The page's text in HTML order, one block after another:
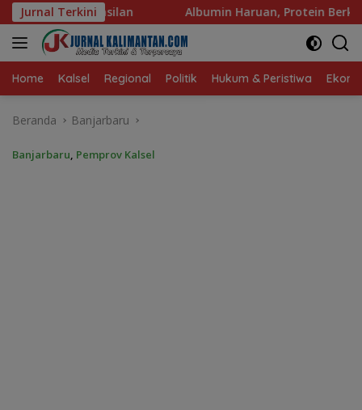
Langsung
ke
konten
Jurnal Terkini
Albumin Haruan, Protein Berkualitas untuk Hidup Sehat
Home Kalsel Regional Politik Hukum & Peristiwa
Beranda Banjarbaru
Banjarbaru, Pemprov Kalsel